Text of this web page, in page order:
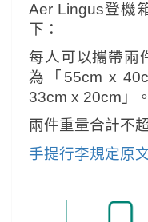
Aer Lingus登機
下：
每人可以攜帶兩
為「55cm x
33cm x 20cm」。
兩件重量合計不
手提行李規定原